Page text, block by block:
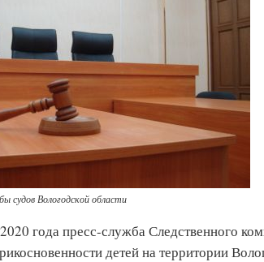
судов Вологодской области
года пресс-служба Следственного
детей на территории